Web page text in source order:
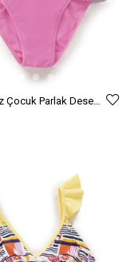
Endeep Kız Çocuk Parlak Desenli Volanlı Bikini Takımı